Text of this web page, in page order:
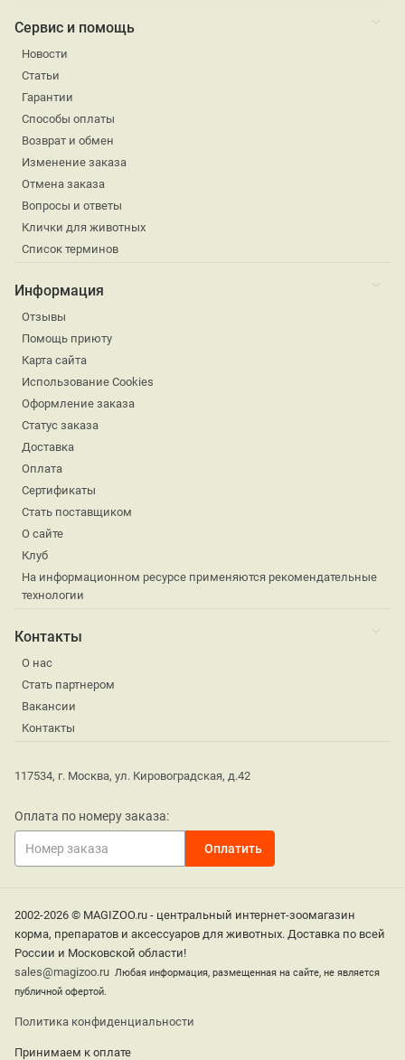
Сервис и помощь
Новости
Статьи
Гарантии
Способы оплаты
Возврат и обмен
Изменение заказа
Отмена заказа
Вопросы и ответы
Клички для животных
Список терминов
Информация
Отзывы
Помощь приюту
Карта сайта
Использование Cookies
Оформление заказа
Статус заказа
Доставка
Оплата
Сертификаты
Стать поставщиком
О сайте
Клуб
На информационном ресурсе применяются рекомендательные
технологии
Контакты
О нас
Стать партнером
Вакансии
Контакты
117534, г. Москва, ул. Кировоградская, д.42
Оплата по номеру заказа:
2002-2026 © MAGIZOO.ru - центральный интернет-зоомагазин
корма, препаратов и аксессуаров для животных. Доставка по всей
России и Московской области!
sales@magizoo.ru Любая информация, размещенная на сайте, не является
публичной офертой.
Политика конфиденциальности
Принимаем к оплате